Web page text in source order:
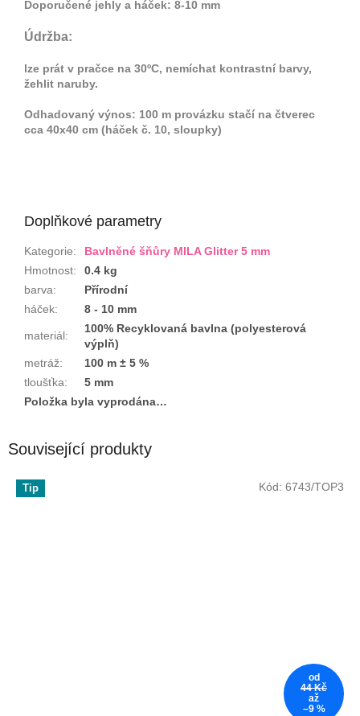
Doporučené jehly a háček: 8-10 mm
Údržba:
lze prát v pračce na 30ºC, nemíchat kontrastní barvy,
žehlit naruby.
Odhadovaný výnos: 100 m provázku stačí na čtverec
cca 40x40 cm (háček č. 10, sloupky)
Doplňkové parametry
Kategorie:
Bavlněné šňůry MILA Glitter 5 mm
Hmotnost:
0.4 kg
barva:
Přírodní
háček: 8 - 10 mm
materiál:
100% Recyklovaná bavlna (polyesterová
výplň)
metráž:
100 m ± 5 %
tloušťka:
5 mm
Položka byla vyprodána…
Související produkty
Tip
od
44 Kč
až
–9 %
Kód: 6743/TOP3